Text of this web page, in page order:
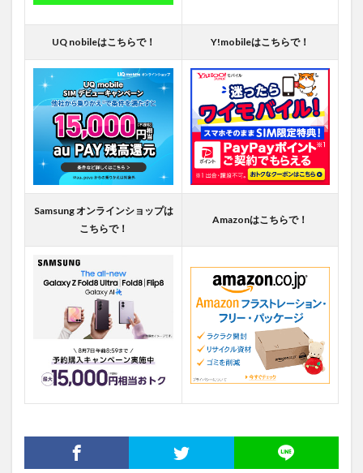
UQ nobileはこちらで！ Y!mobileはこちらで！
Samsung オンラインショップは
こちらで！
Amazonはこちらで！